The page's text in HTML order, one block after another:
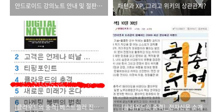
안드로이드 강의노트 안내 및 절판 안내 패턴과 XP, 그리고 위키의 상관관계?
[클라우드의 충격] 베스트셀러 진입하다! [클라우드의 충격]_전자신문 소개